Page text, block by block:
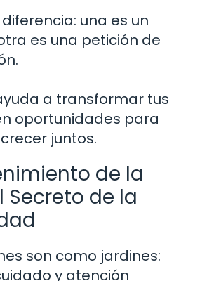
una es un
es una petición de
a transformar tus
oportunidades para
juntos.
de la
Secreto de la
son como jardines:
y atención